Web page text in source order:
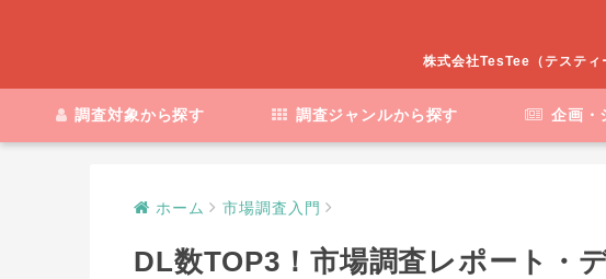
株式会社TesTee（テステ
調査対象から探す 調査ジャンルから探す 企画・
ホーム 市場調査入門
DL数TOP3！市場調査レポート・